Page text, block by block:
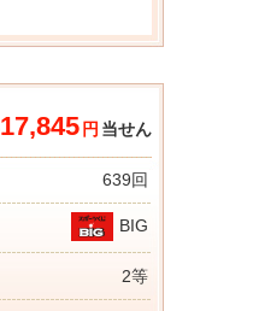
円 当せん
639回
BIG
2等